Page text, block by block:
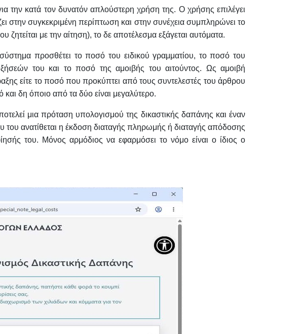
την κατά τον δυνατόν απλούστερη χρήση της. Ο χρήσης επιλέγει
στην συγκεκριμένη περίπτωση και στην συνέχεια συμπληρώνει το
με την αίτηση), το δε αποτέλεσμα εξάγεται αυτόματα.
προσθέτει το ποσό του ειδικού γραμματίου, το ποσό του
του και το ποσό της αμοιβής του αιτούντος. Ως αμοιβή
είτε το ποσό που προκύπτει από τους συντελεστές του άρθρου
δη όποιο από τα δύο είναι μεγαλύτερο.
μια πρόταση υπολογισμού της δικαστικής δαπάνης και έναν
ανατίθεται η έκδοση διαταγής πληρωμής ή διαταγής απόδοσης
του. Μόνος αρμόδιος να εφαρμόσει το νόμο είναι ο ίδιος ο